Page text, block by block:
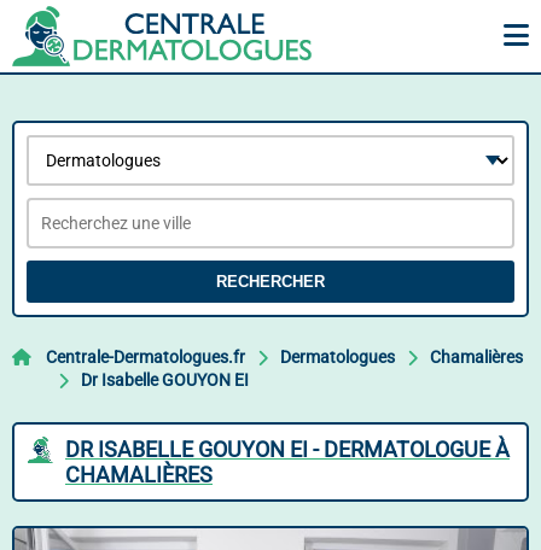
RECHERCHER
Centrale-Dermatologues.fr Dermatologues
Chamalières
Dr Isabelle GOUYON EI
DR ISABELLE GOUYON EI - DERMATOLOGUE À
CHAMALIÈRES